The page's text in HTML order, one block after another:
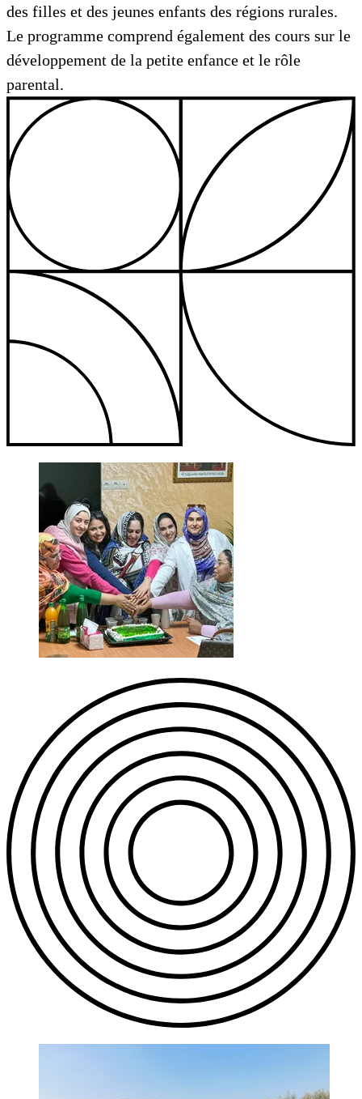
des filles et des jeunes enfants des régions rurales.
Le programme comprend également des cours sur le
développement de la petite enfance et le rôle
parental.